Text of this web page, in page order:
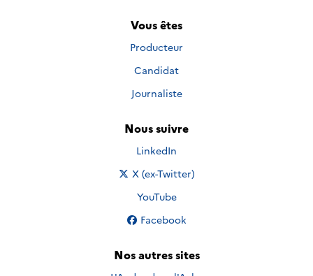
Vous êtes
Producteur
Candidat
Journaliste
Nous suivre
Nous suivre sur
LinkedIn
Nous suivre sur
X (ex-Twitter)
Nous suivre sur
YouTube
Nous suivre sur
Facebook
Nos autres sites